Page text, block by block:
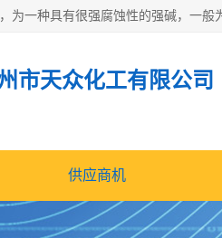
市天众化工有限公司
供应商机